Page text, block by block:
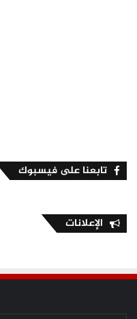
تابعنا على فيسبوك
الإعلانات